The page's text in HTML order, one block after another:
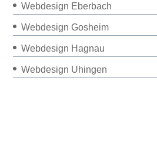
Webdesign Eberbach
Webdesign Gosheim
Webdesign Hagnau
Webdesign Uhingen